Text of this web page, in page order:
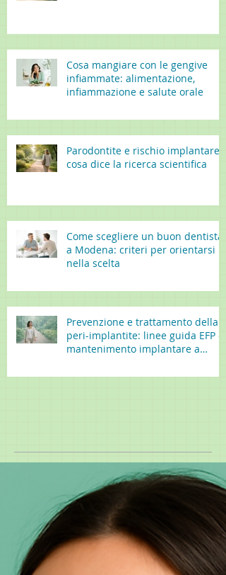
Cosa mangiare con le gengive
infiammate: alimentazione,
infiammazione e salute orale
Parodontite e rischio implantare:
cosa dice la ricerca scientifica
Come scegliere un buon dentista
a Modena: criteri per orientarsi
nella scelta
Prevenzione e trattamento della
peri-implantite: linee guida EFP e
mantenimento implantare a